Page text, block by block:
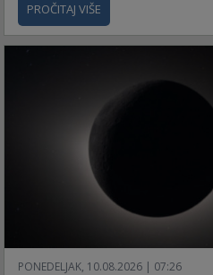
PROČITAJ VIŠE
PONEDELJAK, 10.08.2026 | 07:26